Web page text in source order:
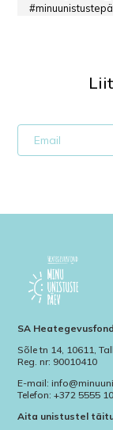
SA
Sõle tn 14, 10611,
Reg. nr: 90010410
E-mail:
Telefon: +372 5555
Aita unistustel